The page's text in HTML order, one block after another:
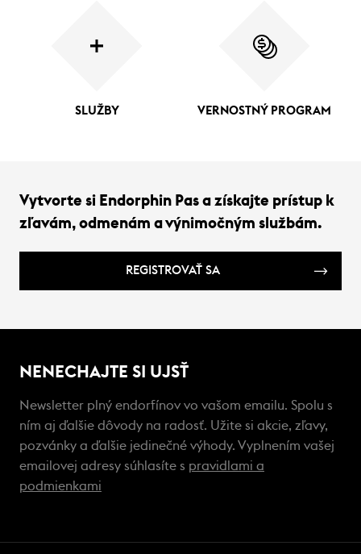
SLUŽBY VERNOSTNÝ PROGRAM
Vytvorte si Endorphin Pas a získajte prístup k
zľavám, odmenám a výnimočným službám.
REGISTROVAŤ SA
NENECHAJTE SI UJSŤ
Newsletter plný endorfínov vo vašom emailu. Spolu s
ním aj ďalšie dôvody na radosť. Užite si akcie, zľavy,
pozvánky a ďalšie jedinečné výhody. Vyplnením vašej
emailovej adresy súhlasíte s pravidlami a
podmienkami